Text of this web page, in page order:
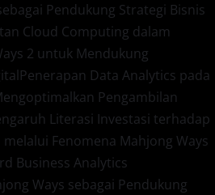
Pendukung Strategi Bisnis
Cloud Computing dalam
2 untuk Mendukung
Penerapan Data Analytics pada
Pengambilan
Literasi Investasi terhadap
Fenomena Mahjong Ways
Business Analytics
Ways sebagai Pendukung